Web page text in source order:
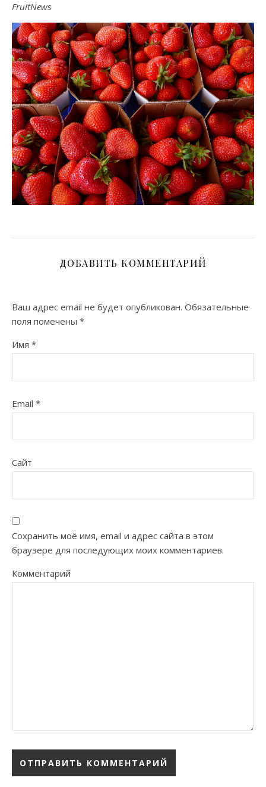
FruitNews
ДОБАВИТЬ КОММЕНТАРИЙ
Ваш адрес email не будет опубликован. Обязательные
поля помечены *
Имя *
Email *
Сайт
Сохранить моё имя, email и адрес сайта в этом
браузере для последующих моих комментариев.
Комментарий